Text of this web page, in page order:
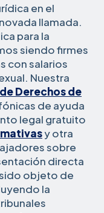
en el
llamada.
para la
siendo firmes
con salarios
Nuestra
Derechos de
de ayuda
legal gratuito
y otra
sobre
directa
objeto de
la